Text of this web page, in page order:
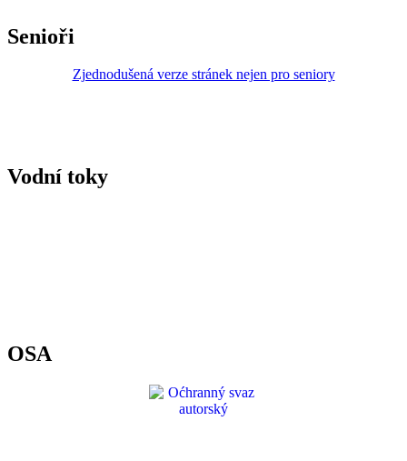
Senioři
Zjednodušená verze stránek nejen pro seniory
Vodní toky
OSA